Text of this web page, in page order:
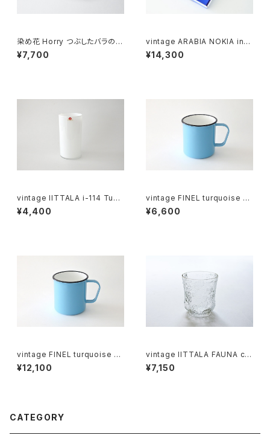
染め花 Horry つぶしたバラのコ
サージュ
¥7,700
vintage ARABIA NOKIA invi
tation plate / ヴィンテージ ア
ラビア ノキアのイベント招待状
¥14,300
vintage IITTALA i-114 Tum
bler / ヴィンテージ イッタラ i-1
14 タンブラー
¥4,400
vintage FINEL turquoise en
amel mug B / ヴィンテージ カ
イ・フランク ホーローマグカップ
¥6,600
vintage FINEL turquoise en
amel mug A / ヴィンテージ カ
イ・フランク ホーローマグカップ
¥12,100
vintage IITTALA FAUNA cle
ar glass M / ヴィンテージ イッ
タラ ファウナ クリアグラス M
¥7,150
CATEGORY